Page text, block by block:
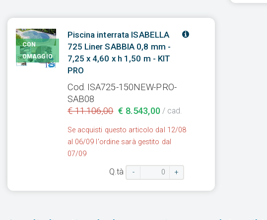
CON
OMAGGIO
Piscina interrata ISABELLA
725 Liner SABBIA 0,8 mm -
7,25 x 4,60 x h 1,50 m - KIT
PRO
Cod. ISA725-150NEW-PRO-
SAB08
€ 11.106,00 € 8.543,00/ cad.
Se acquisti questo articolo dal 12/08
al 06/09 l'ordine sarà gestito dal
07/09
Q.tà - +